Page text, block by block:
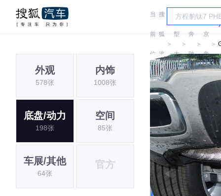
当
前
位
置:
搜
狐
汽
车
＞
车
型
大
全
＞
奔
驰
＞
北
京
奔
驰
＞
外观
578张
内饰
1008张
底盘/动力
198张
空间
85张
车展/其他
64张
官方